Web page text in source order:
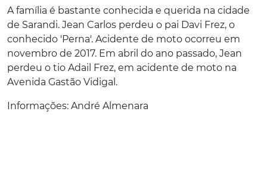
A família é bastante conhecida e querida na cidade
de Sarandi. Jean Carlos perdeu o pai Davi Frez, o
conhecido 'Perna'. Acidente de moto ocorreu em
novembro de 2017. Em abril do ano passado, Jean
perdeu o tio Adail Frez, em acidente de moto na
Avenida Gastão Vidigal.
Informações: André Almenara